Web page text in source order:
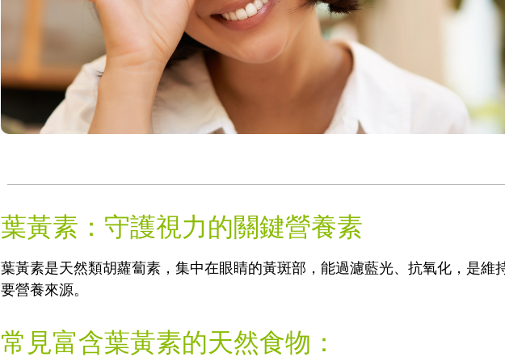
葉黃素：守護視力的關鍵營養素
葉黃素是天然類胡蘿蔔素，集中在眼睛的黃斑部，能過濾藍光、抗氧化，是維
要營養來源。
常見富含葉黃素的天然食物：